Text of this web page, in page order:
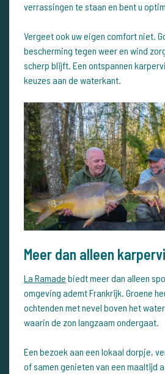
verrassingen te staan en bent u
Vergeet ook uw eigen comfort niet.
bescherming tegen weer en wind
scherp blijft. Een ontspannen
keuzes aan de waterkant.
Meer dan alleen
La Ramade biedt meer dan alleen
omgeving ademt Frankrijk. Groene
ochtenden met nevel boven het
waarin de zon langzaam ondergaat.
Een bezoek aan een lokaal dorpje,
of samen genieten van een maaltijd